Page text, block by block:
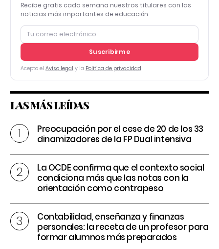
Recibe gratis cada semana nuestros titulares con las
noticias más importantes de educación
Suscribirme
Acepto el Aviso legal y la Política de privacidad
LAS MÁS LEÍDAS
Preocupación por el cese de 20 de los 33
dinamizadores de la FP Dual intensiva
La OCDE confirma que el contexto social
condiciona más que las notas con la
orientación como contrapeso
Contabilidad, enseñanza y finanzas
personales: la receta de un profesor para
formar alumnos más preparados